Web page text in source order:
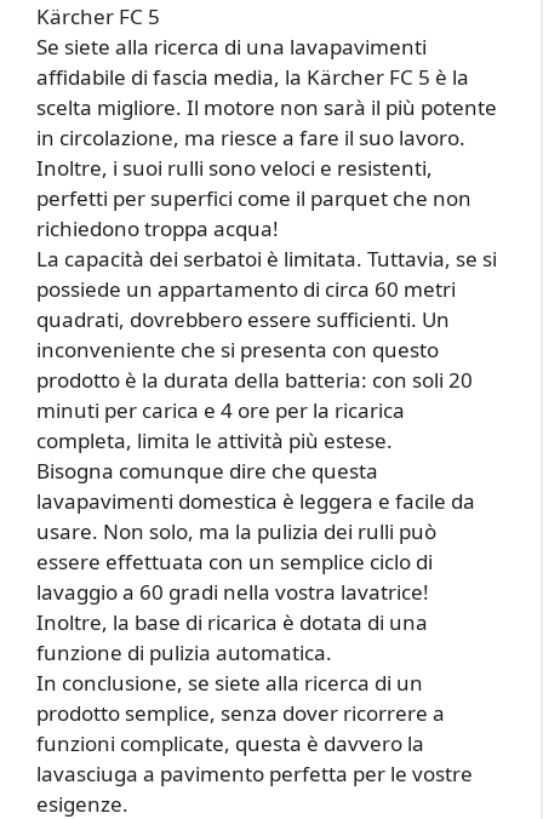
Kärcher FC 5
Se siete alla ricerca di una lavapavimenti
affidabile di fascia media, la Kärcher FC 5 è la
scelta migliore. Il motore non sarà il più potente
in circolazione, ma riesce a fare il suo lavoro.
Inoltre, i suoi rulli sono veloci e resistenti,
perfetti per superfici come il parquet che non
richiedono troppa acqua!
La capacità dei serbatoi è limitata. Tuttavia, se si
possiede un appartamento di circa 60 metri
quadrati, dovrebbero essere sufficienti. Un
inconveniente che si presenta con questo
prodotto è la durata della batteria: con soli 20
minuti per carica e 4 ore per la ricarica
completa, limita le attività più estese.
Bisogna comunque dire che questa
lavapavimenti domestica è leggera e facile da
usare. Non solo, ma la pulizia dei rulli può
essere effettuata con un semplice ciclo di
lavaggio a 60 gradi nella vostra lavatrice!
Inoltre, la base di ricarica è dotata di una
funzione di pulizia automatica.
In conclusione, se siete alla ricerca di un
prodotto semplice, senza dover ricorrere a
funzioni complicate, questa è davvero la
lavasciuga a pavimento perfetta per le vostre
esigenze.